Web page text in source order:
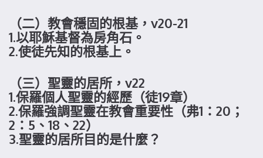
（二）教會穩固的根基，v20-21
1.以耶穌基督為房角石。
2.使徒先知的根基上。
（三）聖靈的居所，v22
1.保羅個人聖靈的經歷（徒19章）
2.保羅強調聖靈在教會重要性（弗1：20；
2：5、18、22）
3.聖靈的居所目的是什麼？